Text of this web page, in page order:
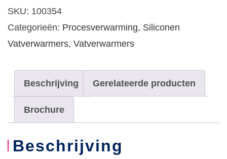
stalen
SKU: 100354
Categorieën: Procesverwarming, Siliconen
Vatverwarmers, Vatverwarmers
Beschrijving Gerelateerde producten
Brochure
Beschrijving